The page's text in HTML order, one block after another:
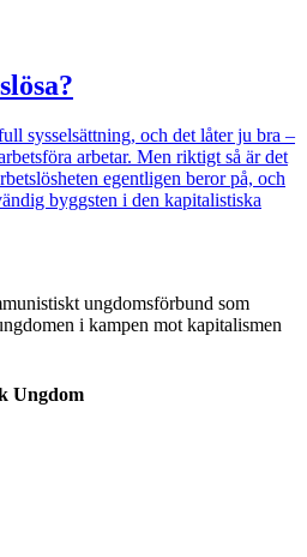
sysselsättning, och det låter ju bra –
arbetar. Men riktigt så är det
egentligen beror på, och
byggsten i den kapitalistiska
ungdomsförbund som
i kampen mot kapitalismen
Ungdom